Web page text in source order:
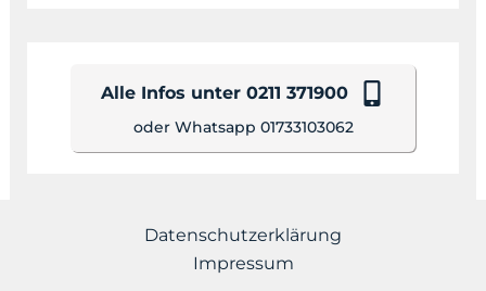
Alle Infos unter 0211 371900
oder Whatsapp 01733103062
Datenschutzerklärung
Impressum